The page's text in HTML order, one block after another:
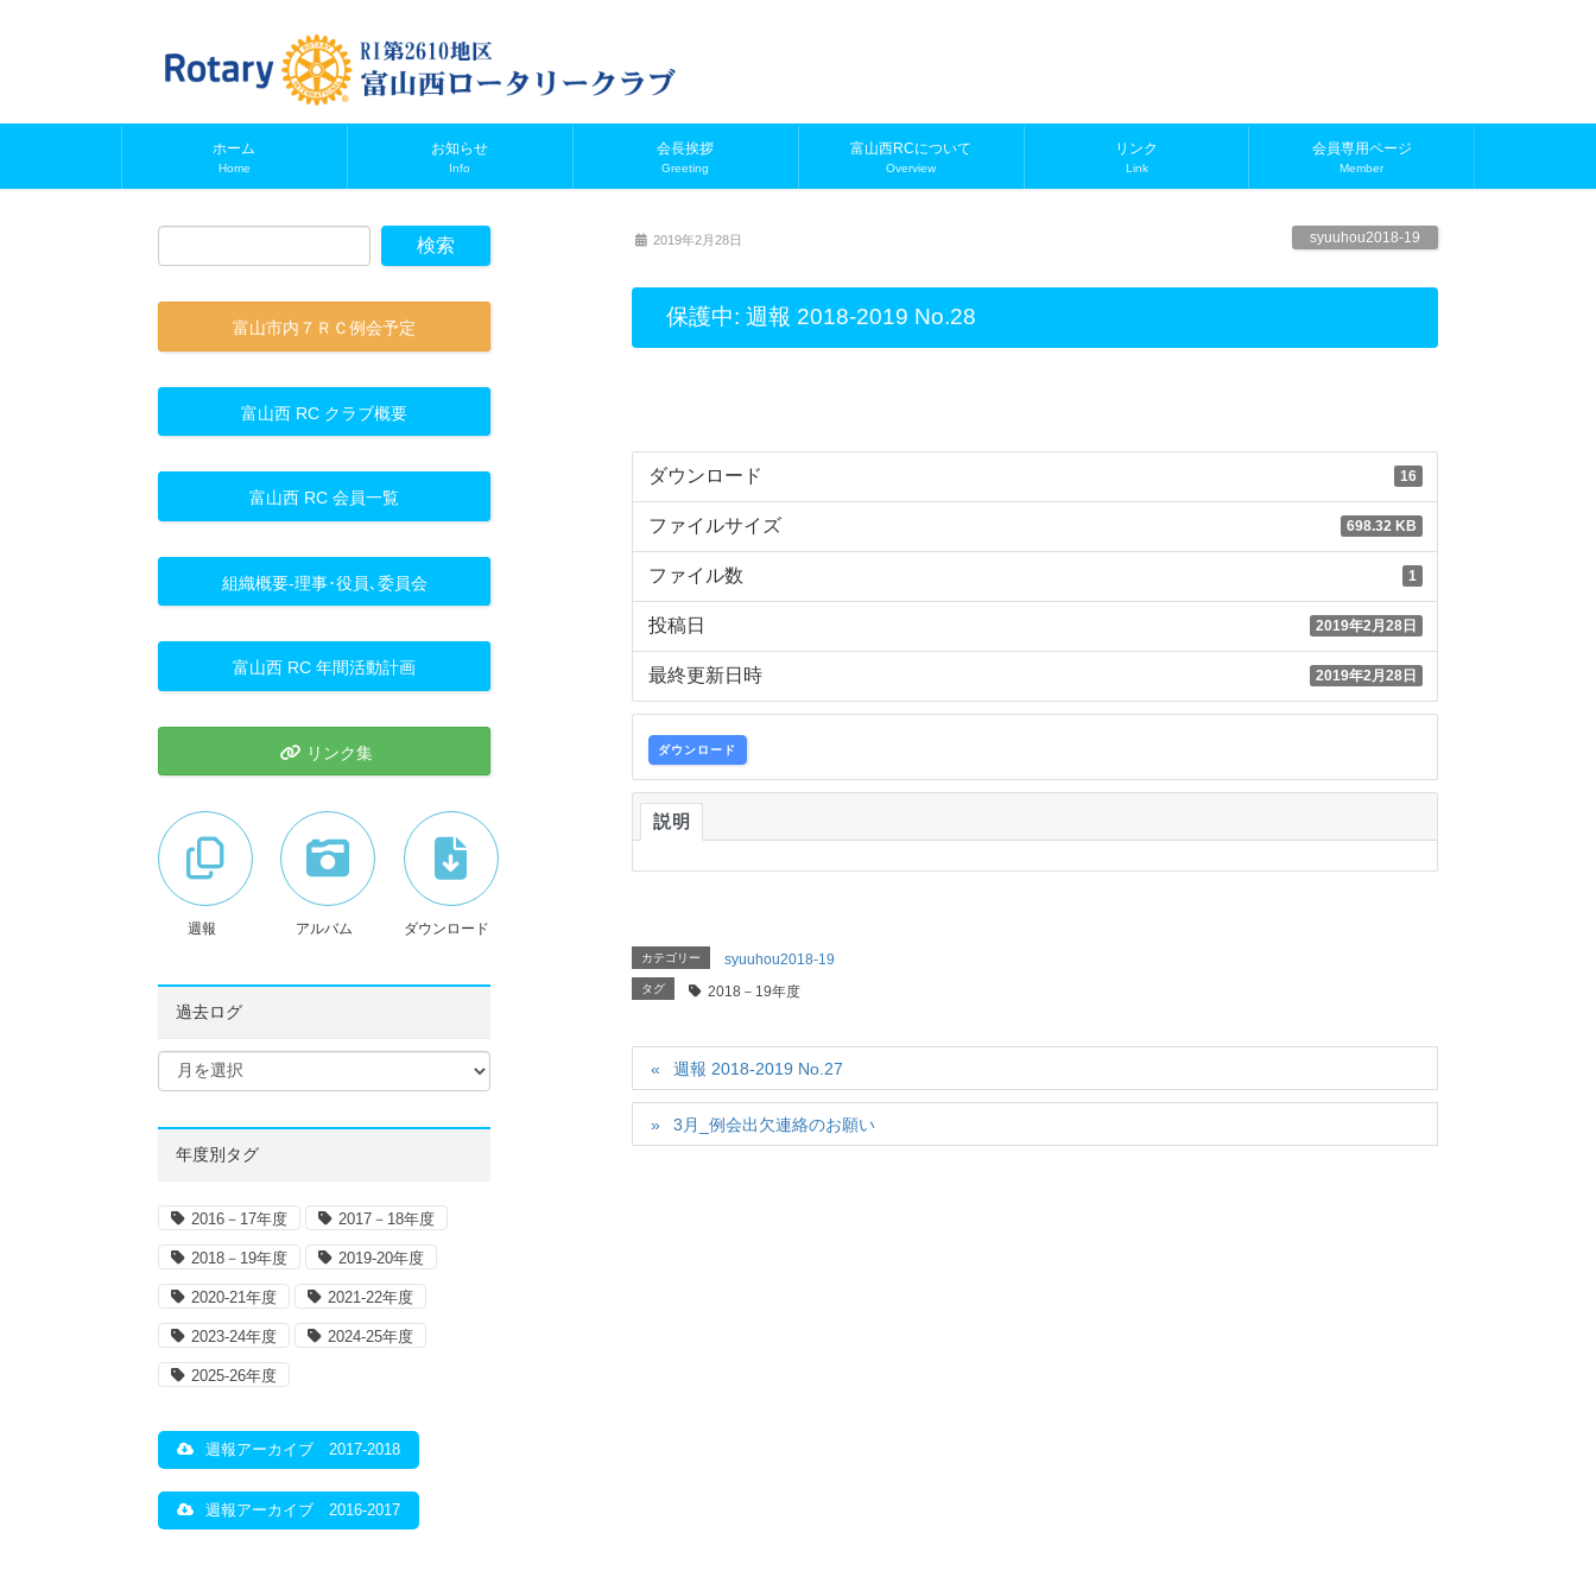
ホーム
Home
お知らせ
Info
会長挨拶
Greeting
富山西RCについて
Overview
リンク
Link
会員専用ページ
Member
2019年2月28日 syuuhou2018-19
保護中: 週報 2018-2019 No.28
ダウンロード 16
ファイルサイズ 698.32 KB
ファイル数 1
投稿日 2019年2月28日
最終更新日時 2019年2月28日
ダウンロード
説明
カテゴリー syuuhou2018-19
タグ 2018－19年度
週報 2018-2019 No.27
3月_例会出欠連絡のお願い
富山市内７ＲＣ例会予定
富山西 RC クラブ概要
富山西 RC 会員一覧
組織概要-理事･役員､委員会
富山西 RC 年間活動計画
リンク集
週報 アルバム ダウンロード
過去ログ
年度別タグ
2016－17年度 2017－18年度
2018－19年度 2019-20年度
2020-21年度 2021-22年度
2023-24年度 2024-25年度
2025-26年度
週報アーカイブ 2017-2018
週報アーカイブ 2016-2017